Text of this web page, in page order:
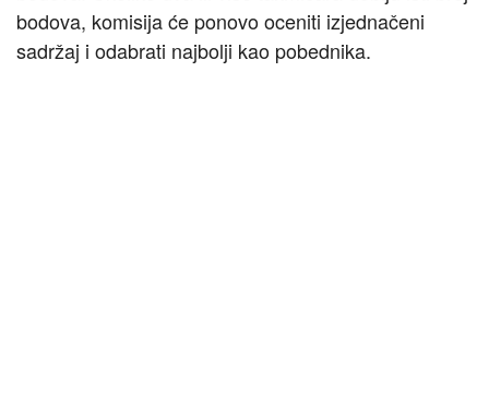
bodova, komisija će ponovo oceniti izjednačeni
sadržaj i odabrati najbolji kao pobednika.